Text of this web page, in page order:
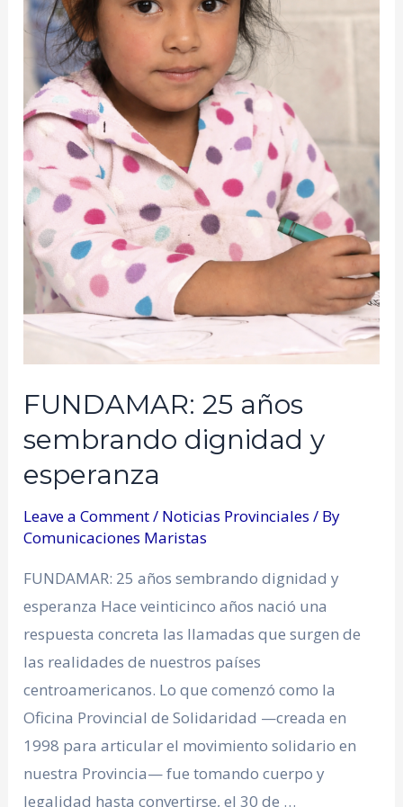
FUNDAMAR: 25 años
sembrando dignidad y
esperanza
Leave a Comment/ Noticias Provinciales / By
Comunicaciones Maristas
FUNDAMAR: 25 años sembrando dignidad y
esperanza Hace veinticinco años nació una
respuesta concreta las llamadas que surgen de
las realidades de nuestros países
centroamericanos. Lo que comenzó como la
Oficina Provincial de Solidaridad —creada en
1998 para articular el movimiento solidario en
nuestra Provincia— fue tomando cuerpo y
legalidad hasta convertirse, el 30 de …